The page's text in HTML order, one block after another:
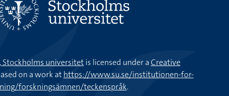
universitetis licensed under aCreative
on a work athttps://www.su.se/institutionen-for-
forskningsämnen/teckenspråk.